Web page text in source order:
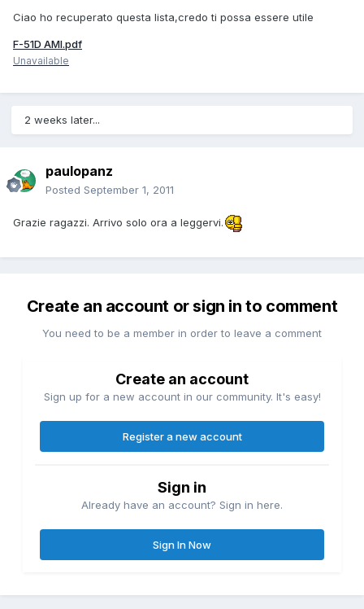
Ciao ho recuperato questa lista,credo ti possa essere utile
F-51D AMI.pdf
Unavailable
2 weeks later...
paulopanz
Posted September 1, 2011
Grazie ragazzi. Arrivo solo ora a leggervi.
Create an account or sign in to comment
You need to be a member in order to leave a comment
Create an account
Sign up for a new account in our community. It's easy!
Register a new account
Sign in
Already have an account? Sign in here.
Sign In Now